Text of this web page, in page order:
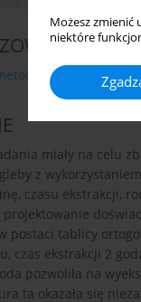
Możesz zmienić
niektóre
Taguchi
miały na celu
z
czasu ekstrakcji,
postaci tablicy
czas ekstrakcji 2
pozwoliła na
ta okazała się